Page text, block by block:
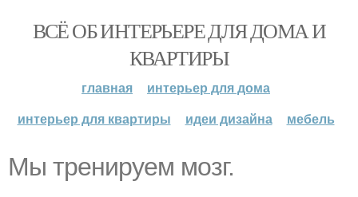
ВСЁ ОБ ИНТЕРЬЕРЕ ДЛЯ ДОМА И
КВАРТИРЫ
главная
интерьер для дома
интерьер для квартиры
идеи дизайна мебель
Мы тренируем мозг.